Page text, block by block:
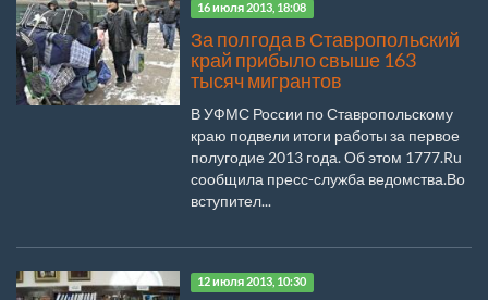
16 июля 2013, 18:08
За полгода в Ставропольский
край прибыло свыше 163
тысяч мигрантов
В УФМС России по Ставропольскому
краю подвели итоги работы за первое
полугодие 2013 года. Об этом 1777.Ru
сообщила пресс-служба ведомства.Во
вступител...
12 июля 2013, 10:30